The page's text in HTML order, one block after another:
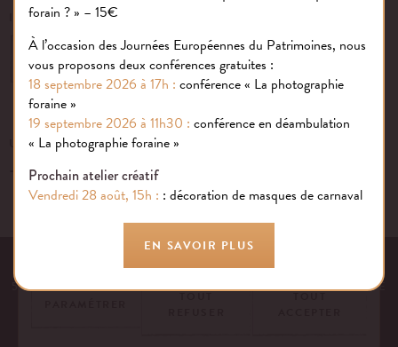
forain ? » – 15€
À l’occasion des Journées Européennes du Patrimoines, nous
vous proposons deux conférences gratuites :
18 septembre 2026 à 17h : conférence « La photographie
foraine »
19 septembre 2026 à 11h30 : conférence en déambulation
« La photographie foraine »
Prochain atelier créatif
Vendredi 28 août, 15h : : décoration de masques de carnaval
EN SAVOIR PLUS
INSCRIVEZ-VOUS À NOTRE NEWSLETTER
UN ÉVÉNEMENT, UNE QUESTION ?
+33 (0)1 43 40 16 22
53 AVENUE DES TERROIRS DE FRANCE, 75012 PARIS | FRANCE
Gestion des cookies
Nous utilisons des cookies sur notre site internet pour rendre votre
expérience aussi douce qu’une confiserie foraine !
TOUT
TOUT